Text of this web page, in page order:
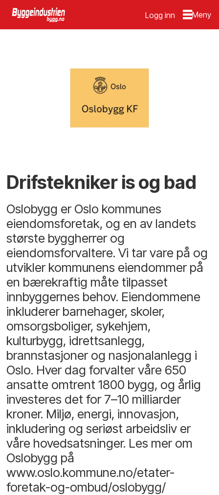
Logg inn
Drifstekniker is og bad
Oslobygg er Oslo kommunes
eiendomsforetak, og en av landets
største byggherrer og
eiendomsforvaltere. Vi tar vare på og
utvikler kommunens eiendommer på
en bærekraftig måte tilpasset
innbyggernes behov. Eiendommene
inkluderer barnehager, skoler,
omsorgsboliger, sykehjem,
kulturbygg, idrettsanlegg,
brannstasjoner og nasjonalanlegg i
Oslo. Hver dag forvalter våre 650
ansatte omtrent 1800 bygg, og årlig
investeres det for 7–10 milliarder
kroner. Miljø, energi, innovasjon,
inkludering og seriøst arbeidsliv er
våre hovedsatsninger. Les mer om
Oslobygg på
www.oslo.kommune.no/etater-
foretak-og-ombud/oslobygg/